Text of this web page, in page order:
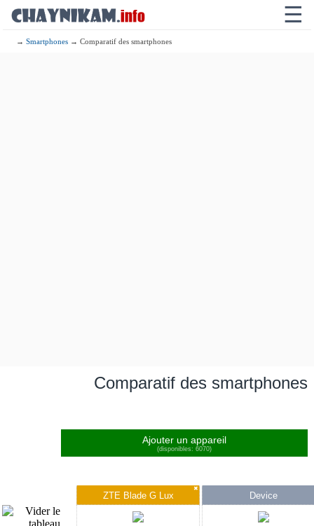
☰
→Smartphones → Comparatif des smartphones
Comparatif des smartphones
Ajouter un appareil
(disponibles: 6070)
✖
ZTE Blade G Lux Device